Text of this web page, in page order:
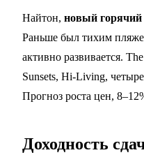
Найтон, новый горячий
Раньше был тихим
активно развивается.
Sunsets, Hi-Living,
Прогноз роста цен,
Доходность